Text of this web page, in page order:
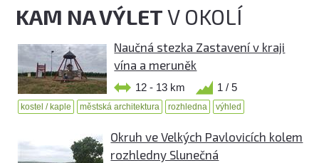
KAM NA VÝLETV OKOLÍ
Naučná stezka Zastavení v kraji
vína a meruněk
12 - 13 km 1 / 5
kostel / kaple městská architektura rozhledna výhled
Okruh ve Velkých Pavlovicích kolem
rozhledny Slunečná